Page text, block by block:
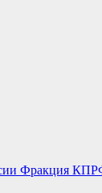
Фракция